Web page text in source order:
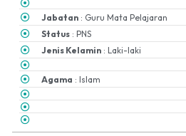
Jabatan : Guru Mata Pelajaran
Status : PNS
Jenis Kelamin : Laki-laki
Agama : Islam